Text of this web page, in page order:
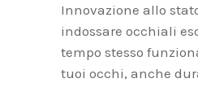
Innovazione allo
indossare occhiali
tempo stesso
tuoi occhi, anche